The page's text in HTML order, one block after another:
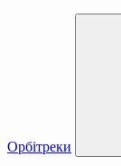
Орбітреки